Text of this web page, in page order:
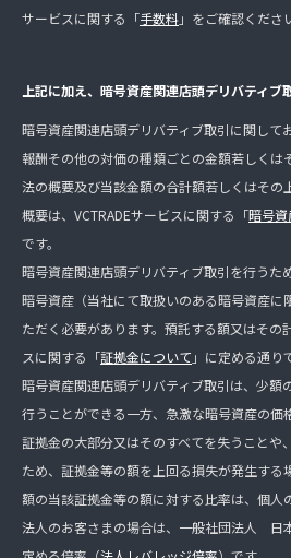
サービスに関する「手数料」をご確認くださ
上記に加え、暗号資産関連店頭デリバティブ
暗号資産関連店頭デリバティブ取引に関して
報酬その他の対価の種類ごとの金額若しくは
法の概要及び当該金額の合計額若しくはその
概要は、VCTRADEサービスに関する「暗号
です。
暗号資産関連店頭デリバティブ取引を行うた
暗号資産（当社にて取扱いのある暗号資産に
ただく必要があります。預託する額又はその
スに関する「証拠金について 」に定める通り
暗号資産関連店頭デリバティブ取引は、少額
行うことができる一方、急激な暗号資産の価
証拠金の大部分又はそのすべてを失うことや
ため、証拠金等の額を上回る損失が発生する
額の当該証拠金等の額に対する比率は、個人
法人のお客さまの場合は、一般社団法人 日